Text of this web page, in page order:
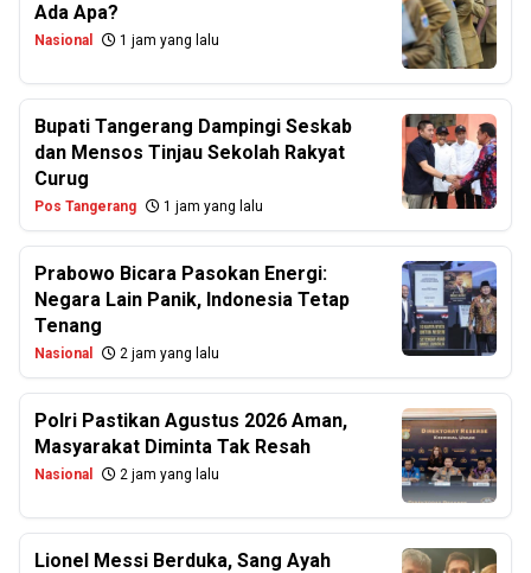
Ada Apa?
Nasional 1 jam yang lalu
Bupati Tangerang Dampingi Seskab
dan Mensos Tinjau Sekolah Rakyat
Curug
Pos Tangerang 1 jam yang lalu
Prabowo Bicara Pasokan Energi:
Negara Lain Panik, Indonesia Tetap
Tenang
Nasional 2 jam yang lalu
Polri Pastikan Agustus 2026 Aman,
Masyarakat Diminta Tak Resah
Nasional 2 jam yang lalu
Lionel Messi Berduka, Sang Ayah